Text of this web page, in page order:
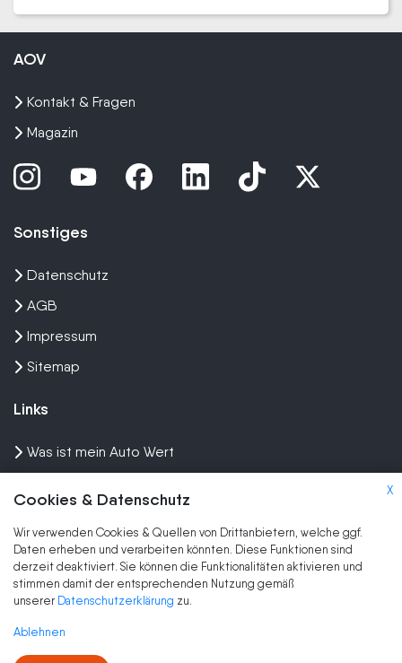
X
Cookies & Datenschutz
Wir verwenden Cookies & Quellen von Drittanbietern, welche ggf.
Daten erheben und verarbeiten könnten. Diese Funktionen sind
derzeit deaktiviert. Sie können die Funktionalitäten aktivieren und
stimmen damit der entsprechenden Nutzung gemäß
unserer Datenschutzerklärung zu.
Ablehnen
AOV
Kontakt & Fragen
Magazin
Sonstiges
Datenschutz
AGB
Impressum
Sitemap
Links
Was ist mein Auto Wert
Wir kaufen dein Auto
Marken
Auto verkaufen